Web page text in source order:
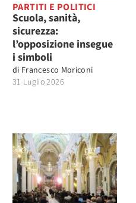
PARTITI E POLITICI
Scuola, sanità,
sicurezza:
l’opposizione insegue
i simboli
di Francesco Moriconi
31 Luglio 2026